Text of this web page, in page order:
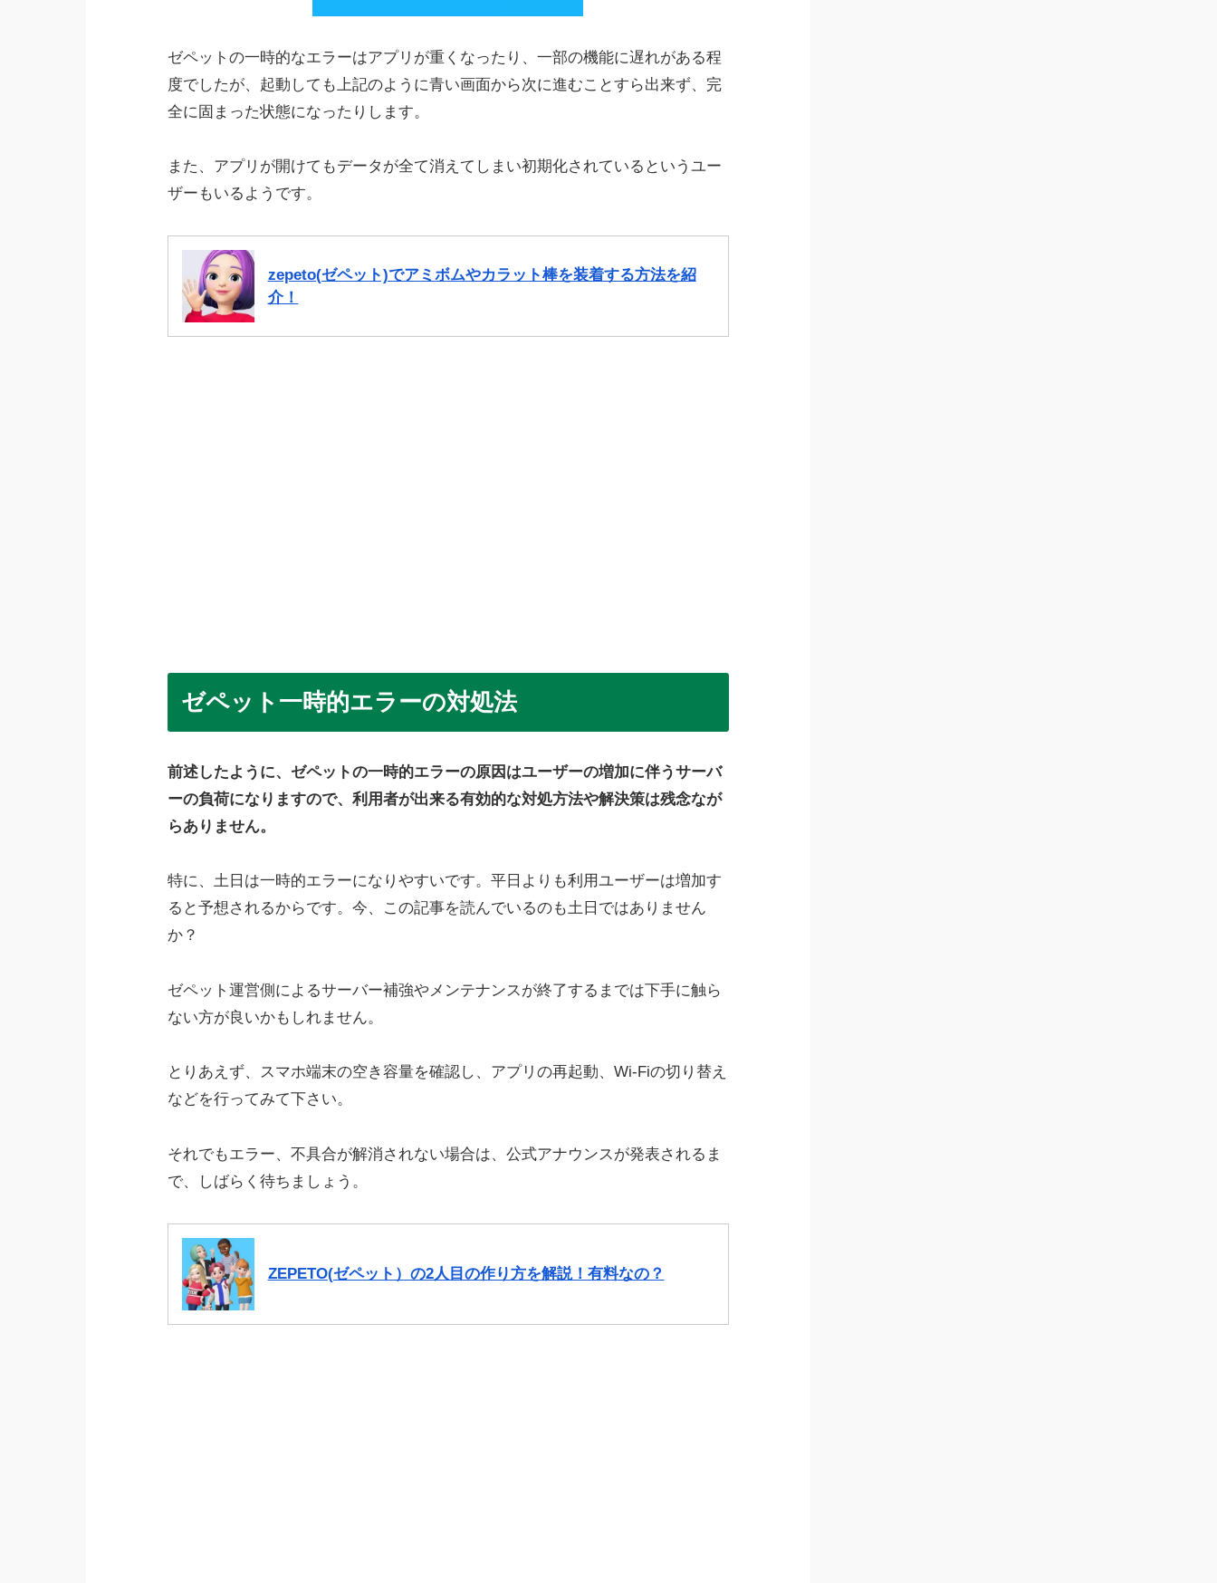
ゼペットの一時的なエラーはアプリが重くなったり、一部の機能に遅れがある程
度でしたが、起動しても上記のように青い画面から次に進むことすら出来ず、完
全に固まった状態になったりします。
また、アプリが開けてもデータが全て消えてしまい初期化されているというユー
ザーもいるようです。
zepeto(ゼペット)でアミボムやカラット棒を装着する方法を紹
介！
ゼペット一時的エラーの対処法
前述したように、ゼペットの一時的エラーの原因はユーザーの増加に伴うサーバ
ーの負荷になりますので、利用者が出来る有効的な対処方法や解決策は残念なが
らありません。
特に、土日は一時的エラーになりやすいです。平日よりも利用ユーザーは増加す
ると予想されるからです。今、この記事を読んでいるのも土日ではありません
か？
ゼペット運営側によるサーバー補強やメンテナンスが終了するまでは下手に触ら
ない方が良いかもしれません。
とりあえず、スマホ端末の空き容量を確認し、アプリの再起動、Wi-Fiの切り替え
などを行ってみて下さい。
それでもエラー、不具合が解消されない場合は、公式アナウンスが発表されるま
で、しばらく待ちましょう。
ZEPETO(ゼペット）の2人目の作り方を解説！有料なの？